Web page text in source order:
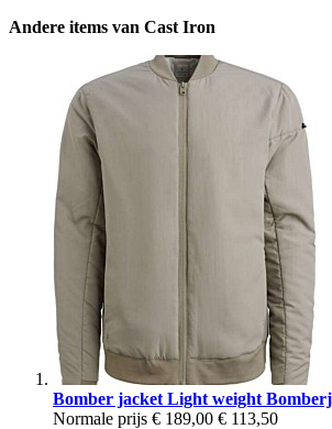
Andere items van Cast Iron
Bomber jacket Light weight
Normale prijs € 189,00 € 113,50